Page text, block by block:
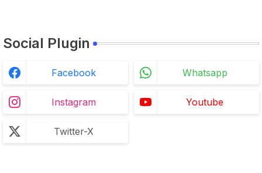
Social Plugin
Facebook Whatsapp
Instagram Youtube
Twitter-X